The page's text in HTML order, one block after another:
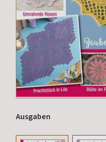
Ausgaben